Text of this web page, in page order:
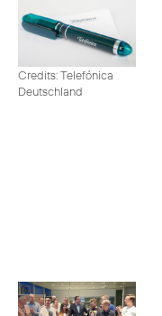
Credits: Telefónica
Deutschland